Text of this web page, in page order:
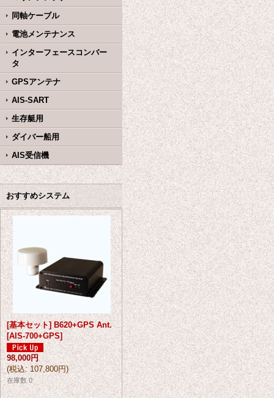
同軸ケーブル
電池メンテナンス
インターフェースコンバー
タ
GPSアンテナ
AIS-SART
生存艇用
ダイバー船用
AIS受信機
おすすめシステム
[基本セット] B620+GPS Ant.
[AIS-700+GPS]
98,000円
(税込: 107,800円)
在庫数 0